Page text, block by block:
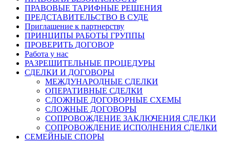
ПРАВОВЫЕ ТАРИФНЫЕ РЕШЕНИЯ
ПРЕДСТАВИТЕЛЬСТВО В СУДЕ
Приглашение к партнерству
ПРИНЦИПЫ РАБОТЫ ГРУППЫ
ПРОВЕРИТЬ ДОГОВОР
Работа у нас
РАЗРЕШИТЕЛЬНЫЕ ПРОЦЕДУРЫ
СДЕЛКИ И ДОГОВОРЫ
МЕЖДУНАРОДНЫЕ СДЕЛКИ
ОПЕРАТИВНЫЕ СДЕЛКИ
СЛОЖНЫЕ ДОГОВОРНЫЕ СХЕМЫ
СЛОЖНЫЕ ДОГОВОРЫ
СОПРОВОЖДЕНИЕ ЗАКЛЮЧЕНИЯ СДЕЛКИ
СОПРОВОЖДЕНИЕ ИСПОЛНЕНИЯ СДЕЛКИ
СЕМЕЙНЫЕ СПОРЫ